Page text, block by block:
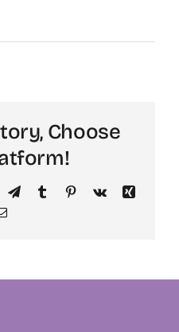
Choose
TelegramTumblr PinterestVk
Xing
Email